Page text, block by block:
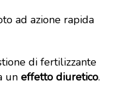
ad azione rapida
di fertilizzante
un effetto diuretico.